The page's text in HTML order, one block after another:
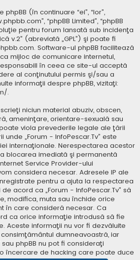
(în continuare “ei”, “lor”,
“phpBB Limited”, “phpBB
pentru forum lansată sub incidenţa
v.2” (abreviată „GPL”) şi poate fi
. Software-ul phpBB facilitează
mijloc de comunicare internetul,
în ceea ce site-ul acceptă
al conţinutului permis şi/sau a
informaţii despre phpBB, vizitaţi:
.
niciun material abuziv, obscen,
ameninţare, orientare-sexuală sau
viola prevederile legale ale ţării
„Forum - InfoPescar.Tv” este
internaţionale. Nerespectarea acestor
blocarea imediată şi permanentă
Service Provider-ului
considera necesar. Adresele IP ale
pentru a ajuta la respectarea
acord ca „Forum - InfoPescar.Tv” să
modifica, muta sau închide orice
în care consideră necesar. Ca
ca orice informaţie introdusă să fie
Aceste informaţii nu vor fi dezvăluite
dumneavoastră, iar
sau phpBB nu pot fi consideraţi
încercare de hacking care poate duce